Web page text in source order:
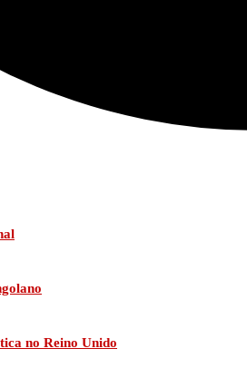
no Reino Unido